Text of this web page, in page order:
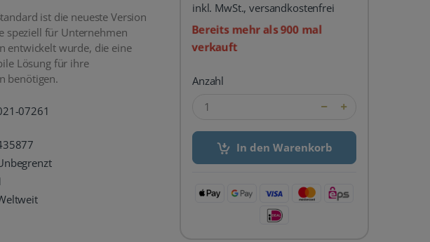
oemhandel24 UG
ist die neueste Version
speziell für Unternehmen
entwickelt wurde, die eine
Lösung für ihre
benötigen.
07261
inkl. MwSt., versandkostenfrei
Bereits mehr als 900 mal
verkauft
Anzahl
In den Warenkorb